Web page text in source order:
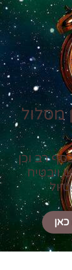
מסלול
רב וכן
ויבטיח